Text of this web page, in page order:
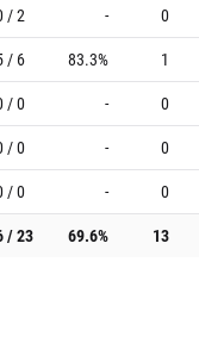
/ 2 - 0
/ 6 83.3% 1
/ 0 - 0
/ 0 - 0
/ 0 - 0
/ 23 69.6% 13